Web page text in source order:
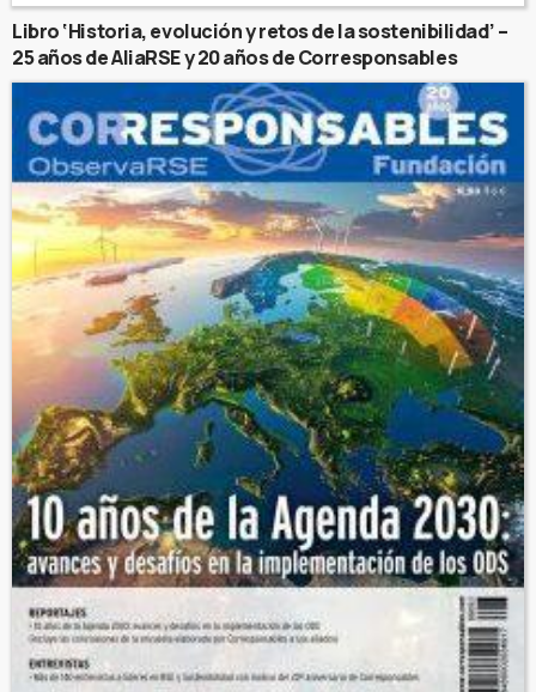
Libro ‘Historia, evolución y retos de la sostenibilidad’ –
25 años de AliaRSE y 20 años de Corresponsables